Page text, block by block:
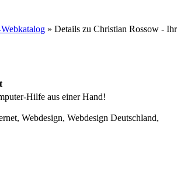
» Details zu Christian Rossow -
Hilfe aus einer Hand!
Webdesign, Webdesign Deutschland,